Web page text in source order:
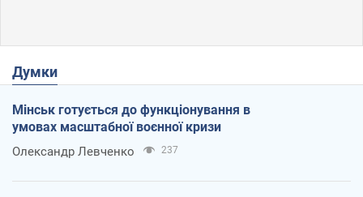
Думки
Мінськ готується до функціонування в
умовах масштабної воєнної кризи
Олександр Левченко 237